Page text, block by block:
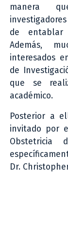
manera
de entablar
Además,
interesados
de
que se
académico.
Posterior a
invitado por
Obstetricia
Dr.